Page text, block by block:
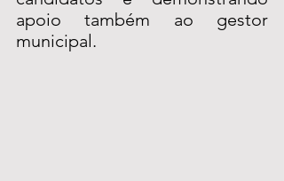
apoio também ao gestor
municipal.